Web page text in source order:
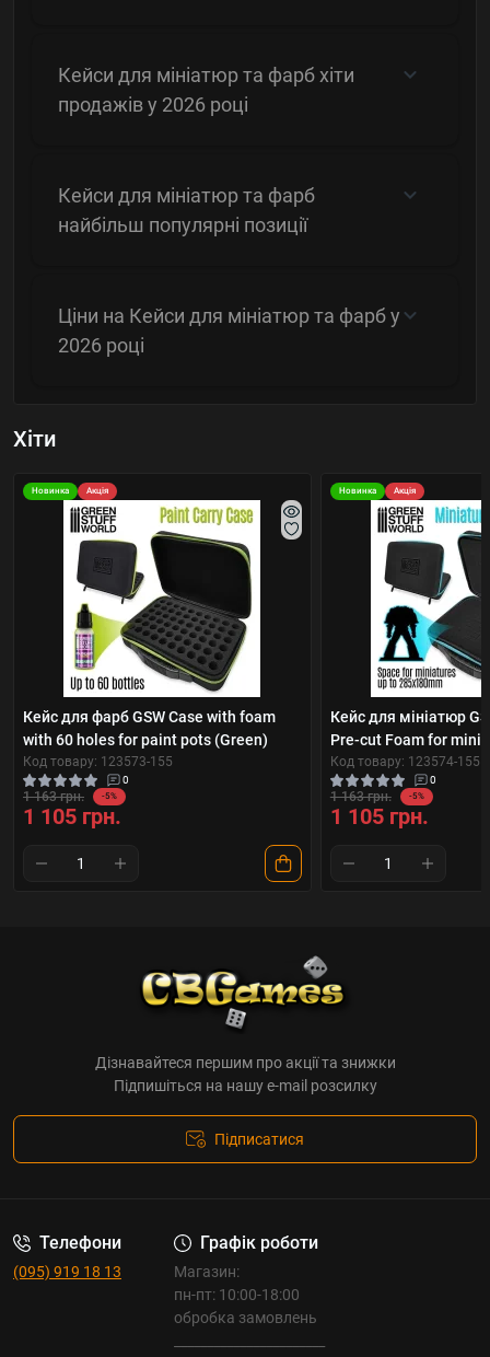
Кейси для мініатюр та фарб хіти
продажів у 2026 році
Кейси для мініатюр та фарб
найбільш популярні позиції
Ціни на Кейси для мініатюр та фарб у
2026 році
Хіти
Новинка Акція
Кейс для фарб GSW Case with foam
with 60 holes for paint pots (Green)
Код товару: 123573-155
0
1 163 грн. -5%
1 105 грн.
Новинка Акція
Кейс для мініатюр
Pre-cut Foam for
Код товару: 123574-155
0
1 163 грн. -5%
1 105 грн.
Дізнавайтеся першим про акції та знижки
Підпишіться на нашу e-mail розсилку
Підписатися
Телефони
(095) 919 18 13
Графік роботи
Магазин:
пн-пт: 10:00-18:00
обробка замовлень